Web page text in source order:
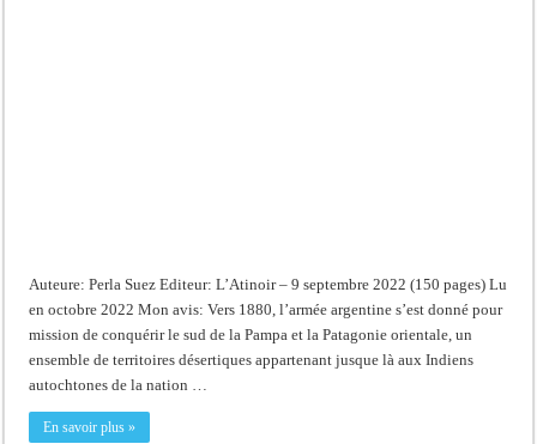
Auteure: Perla Suez Editeur: L’Atinoir – 9 septembre 2022 (150 pages) Lu
en octobre 2022 Mon avis: Vers 1880, l’armée argentine s’est donné pour
mission de conquérir le sud de la Pampa et la Patagonie orientale, un
ensemble de territoires désertiques appartenant jusque là aux Indiens
autochtones de la nation …
En savoir plus »